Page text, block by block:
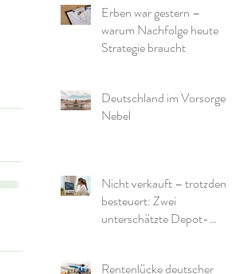
Erben war gestern –
warum Nachfolge heute
Strategie braucht
Deutschland im Vorsorge-
Nebel
Nicht verkauft – trotzdem
besteuert: Zwei
unterschätzte Depot-
Rentenlücke deutscher